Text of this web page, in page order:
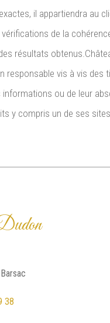
il appartiendra au
de la
résultats
responsable vis à vis des
informations ou de leur
y compris un de ses
38